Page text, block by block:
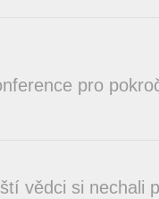
pro
vědci si nechali